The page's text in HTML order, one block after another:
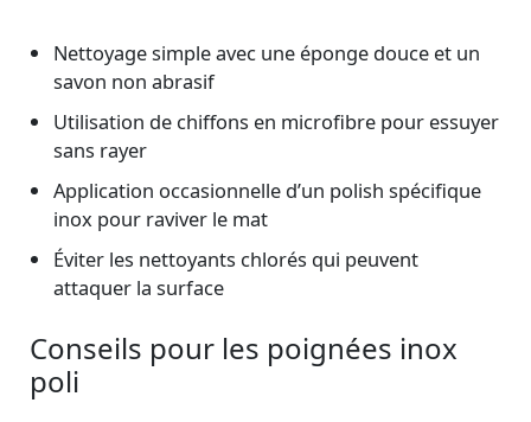
Nettoyage simple avec une éponge douce et un
savon non abrasif
Utilisation de chiffons en microfibre pour essuyer
sans rayer
Application occasionnelle d’un polish spécifique
inox pour raviver le mat
Éviter les nettoyants chlorés qui peuvent
attaquer la surface
Conseils pour les poignées inox
poli